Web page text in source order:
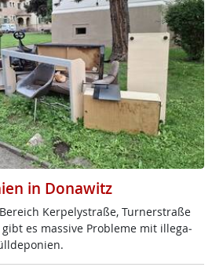
in Donawitz
Ker­pe­ly­stra­ße, Tur­ner­stra­ße
gibt es mas­si­ve Pro­b­le­me mit il­le­ga­